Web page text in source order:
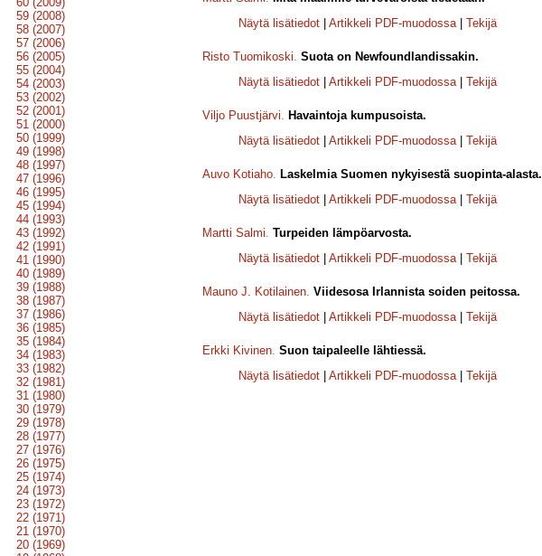
59 (2008)
58 (2007)
57 (2006)
56 (2005)
55 (2004)
54 (2003)
53 (2002)
52 (2001)
51 (2000)
50 (1999)
49 (1998)
48 (1997)
47 (1996)
46 (1995)
45 (1994)
44 (1993)
43 (1992)
42 (1991)
41 (1990)
40 (1989)
39 (1988)
38 (1987)
37 (1986)
36 (1985)
35 (1984)
34 (1983)
33 (1982)
32 (1981)
31 (1980)
30 (1979)
29 (1978)
28 (1977)
27 (1976)
26 (1975)
25 (1974)
24 (1973)
23 (1972)
22 (1971)
21 (1970)
20 (1969)
Näytä lisätiedot
Artikkeli PDF-muodossa| Tekijä
Risto Tuomikoski. Suota on Newfoundlandissakin.
Näytä lisätiedot
Artikkeli PDF-muodossa| Tekijä
Viljo Puustjärvi. Havaintoja kumpusoista.
Näytä lisätiedot
Artikkeli PDF-muodossa| Tekijä
Auvo Kotiaho. Laskelmia Suomen nykyisestä suopinta-alasta.
Näytä lisätiedot
Artikkeli PDF-muodossa| Tekijä
Martti Salmi. Turpeiden lämpöarvosta.
Näytä lisätiedot
Artikkeli PDF-muodossa| Tekijä
Mauno J. Kotilainen. Viidesosa Irlannista soiden peitossa.
Näytä lisätiedot
Artikkeli PDF-muodossa| Tekijä
Erkki Kivinen. Suon taipaleelle lähtiessä.
Näytä lisätiedot
Artikkeli PDF-muodossa| Tekijä